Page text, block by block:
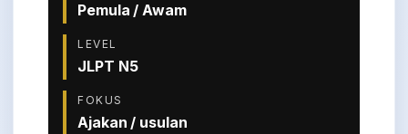
Pemula / Awam
LEVEL
JLPT N5
FOKUS
Ajakan / usulan